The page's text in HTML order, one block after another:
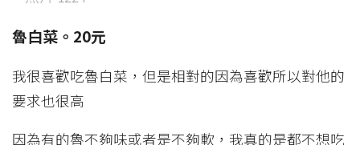
魯白菜。20元
我很喜歡吃魯白菜，但是相對的因為喜歡所以對他的
要求也很高
因為有的魯不夠味或者是不夠軟，我真的是都不想吃